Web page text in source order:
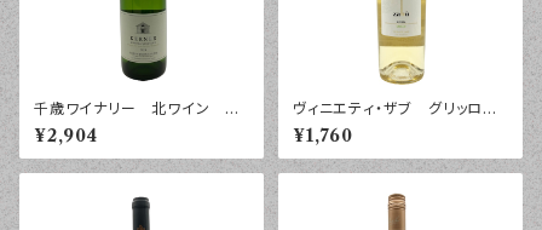
千歳ワイナリー 北ワイン ケ
ルナー ２０２４年 ７５０ｍｌ
¥2,904
ヴィニエティ・ザブ グリッロ
シチリア ２０２５年 ７５０ｍｌ
¥1,760